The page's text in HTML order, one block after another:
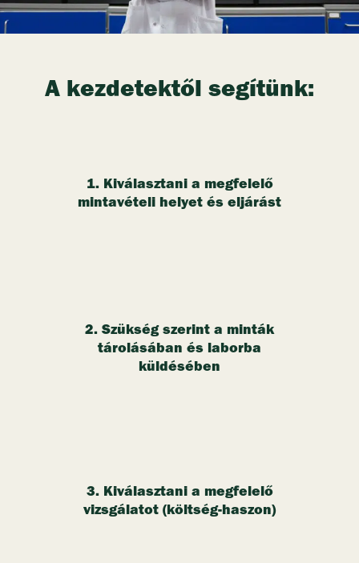
A kezdetektől segítünk:
1. Kiválasztani a megfelelő
mintavételi helyet és eljárást
2. Szükség szerint a minták
tárolásában és laborba
küldésében
3. Kiválasztani a megfelelő
vizsgálatot (költség-haszon)